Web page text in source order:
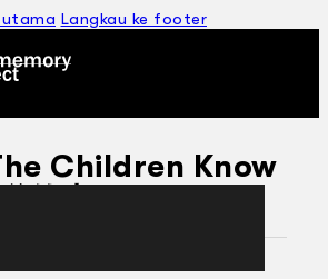
utama Langkau ke footer
Children Know
的事 (2017)